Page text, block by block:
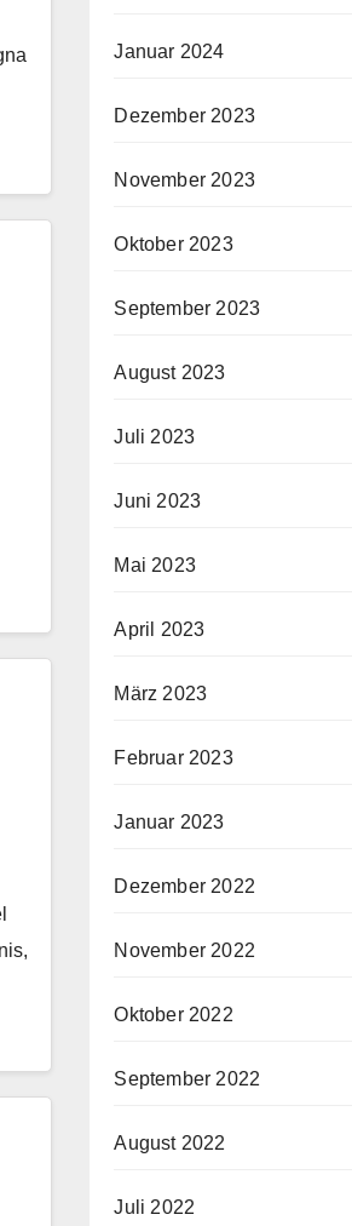
Januar 2024
Dezember 2023
November 2023
Oktober 2023
September 2023
August 2023
Juli 2023
Juni 2023
Mai 2023
April 2023
März 2023
Februar 2023
Januar 2023
Dezember 2022
November 2022
Oktober 2022
September 2022
August 2022
Juli 2022